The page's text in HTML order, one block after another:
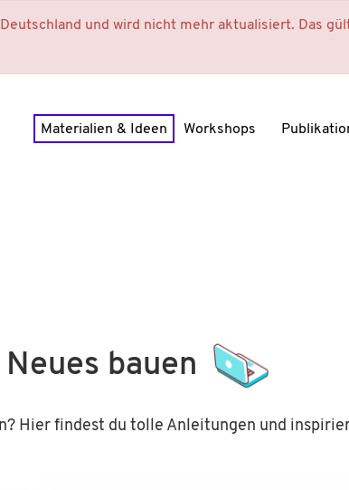
und wird nicht mehr aktualisiert. Das
Workshops
Materialien & Ideen
bauen
Hier findest du tolle Anleitungen und